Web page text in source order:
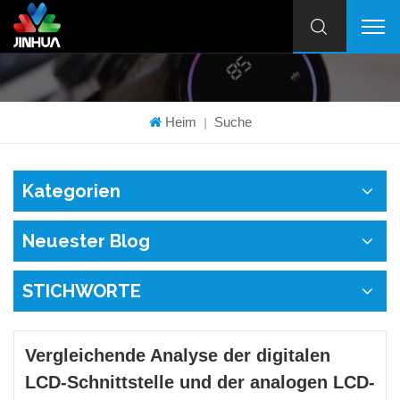
Heim | Suche
Kategorien
Neuester Blog
STICHWORTE
Vergleichende Analyse der digitalen
LCD-Schnittstelle und der analogen LCD-